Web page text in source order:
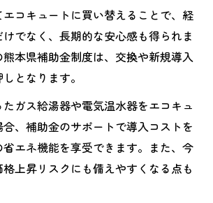
コキュートに買い替えることで、経
でなく、長期的な安心感も得られま
熊本県補助金制度は、交換や新規導入
となります。
ガス給湯器や電気温水器をエコキュ
、補助金のサポートで導入コストを
エネ機能を享受できます。また、今
上昇リスクにも備えやすくなる点も